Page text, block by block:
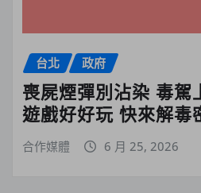
台北 政府
喪屍煙彈別沾染 毒駕
遊戲好好玩 快來解毒
合作媒體 6 月 25, 2026